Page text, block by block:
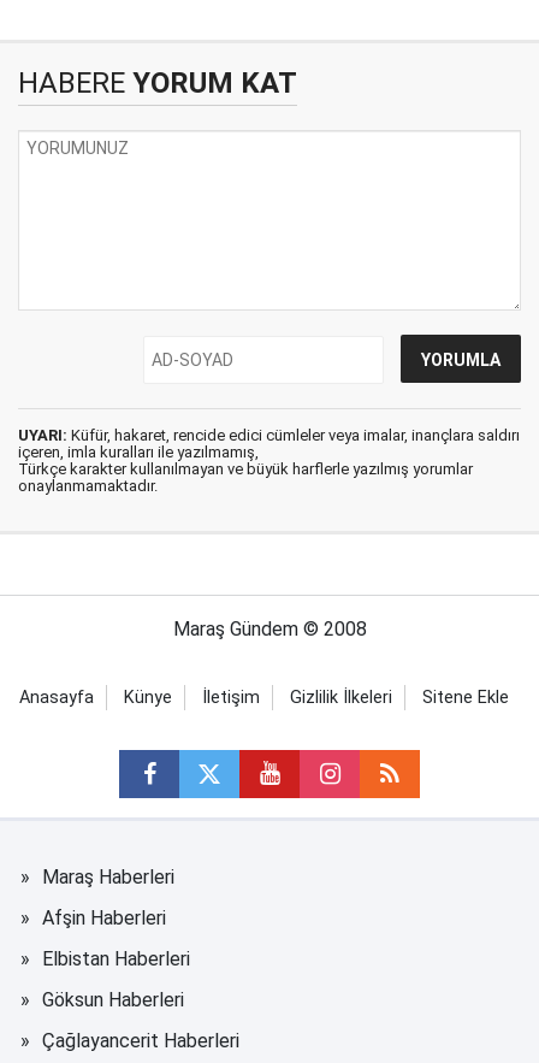
HABERE YORUM KAT
UYARI: Küfür, hakaret, rencide edici cümleler veya imalar, inançlara saldırı
içeren, imla kuralları ile yazılmamış,
Türkçe karakter kullanılmayan ve büyük harflerle yazılmış yorumlar
onaylanmamaktadır.
Maraş Gündem © 2008
Anasayfa Künye İletişim Gizlilik İlkeleri Sitene Ekle
Maraş Haberleri
Afşin Haberleri
Elbistan Haberleri
Göksun Haberleri
Çağlayancerit Haberleri